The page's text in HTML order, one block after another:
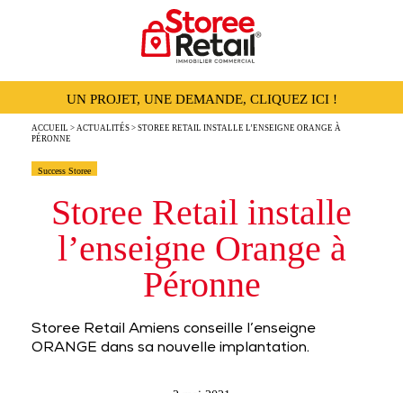
UN PROJET, UNE DEMANDE, CLIQUEZ ICI !
ACCUEIL > ACTUALITÉS > STOREE RETAIL INSTALLE L’ENSEIGNE ORANGE À
PÉRONNE
Success Storee
Storee Retail installe
l’enseigne Orange à
Péronne
Storee Retail Amiens conseille l’enseigne
ORANGE dans sa nouvelle implantation.